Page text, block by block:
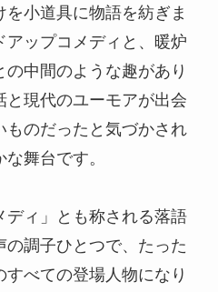
を小道具に物語を紡ぎま
ップコメディと、暖炉
中間のような趣があり
と現代のユーモアが出会
ものだったと気づかされ
舞台です。
ディ」とも称される落語
調子ひとつで、たった
べての登場人物になり